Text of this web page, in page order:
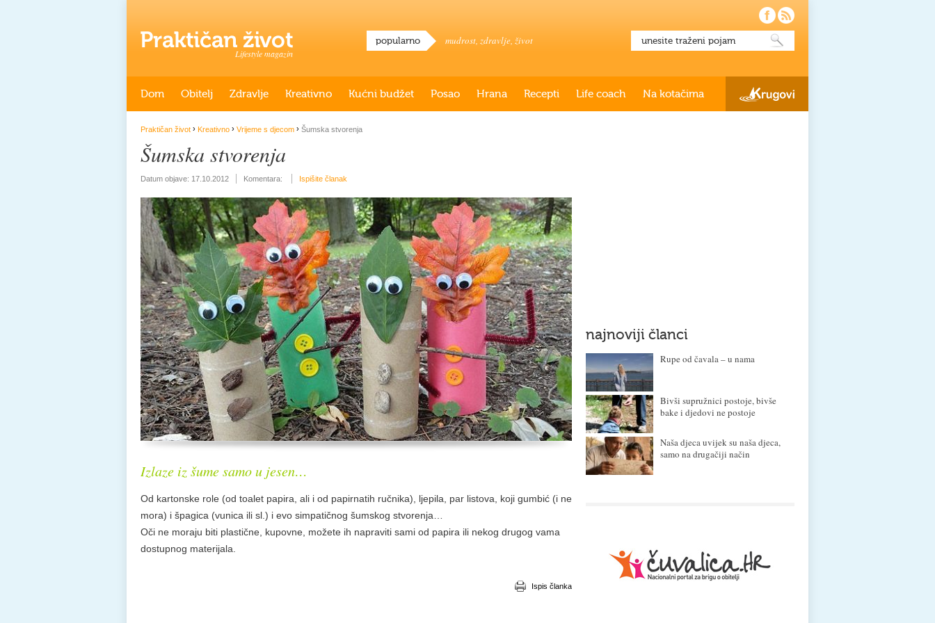
Lifestyle magazin
popularno mudrost, zdravlje, život
Dom Obitelj Zdravlje Kreativno Kućni budžet Posao Hrana Recepti Life coach Na kotačima
Praktičan život › Kreativno › Vrijeme s djecom › Šumska stvorenja
Šumska stvorenja
Datum objave: 17.10.2012 Komentara: Ispišite članak
Izlaze iz šume samo u jesen…
Od kartonske role (od toalet papira, ali i od papirnatih ručnika), ljepila, par listova, koji gumbić (i ne
mora) i špagica (vunica ili sl.) i evo simpatičnog šumskog stvorenja…
Oči ne moraju biti plastične, kupovne, možete ih napraviti sami od papira ili nekog drugog vama
dostupnog materijala.
Ispis članka
najnoviji članci
Rupe od čavala – u nama
Bivši supružnici postoje, bivše
bake i djedovi ne postoje
Naša djeca uvijek su naša djeca,
samo na drugačiji način